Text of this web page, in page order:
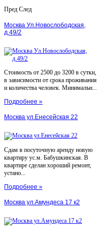
Пред След
Москва Ул.Новослободская,
д.49/2
Стоимость от 2500 до 3200 в сутки,
в зависимости от срока проживания
и количества человек. Минимальн...
Подробнее »
Москва ул.Енесейская 22
Сдам в посуточную аренду новую
квартиру ус.м. Бабушкинская. В
квартире сделан хороший ремонт,
устано...
Подробнее »
Москва ул.Амундеса 17 к2